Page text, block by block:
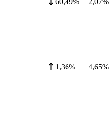
60,49% 2,07%
1,36% 4,65%